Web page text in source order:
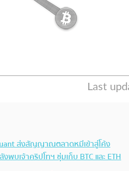
ส่งสัญญาณตลาดหมีเข้าสู่โค้ง
พบเจ้าคริปโทฯ ซุ่มเก็บ BTC และ ETH